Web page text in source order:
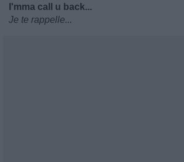
I'mma call u back...
Je te rappelle...